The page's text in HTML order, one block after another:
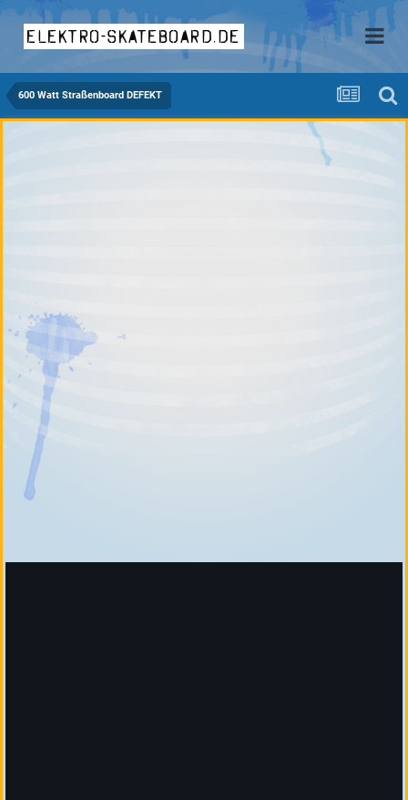
elektro-skateboard.de
600 Watt Straßenboard DEFEKT